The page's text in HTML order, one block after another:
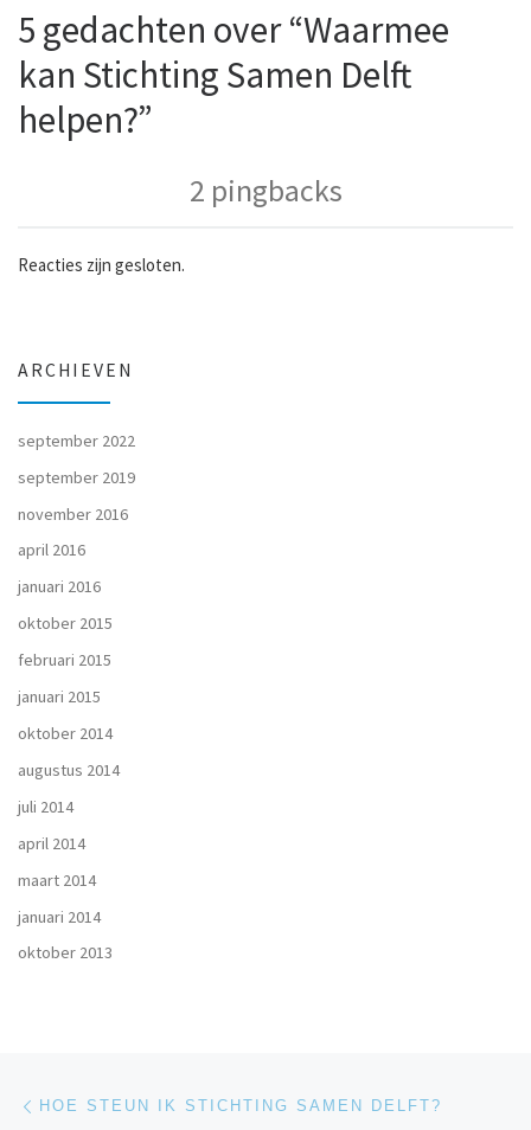
5 gedachten over “Waarmee
kan Stichting Samen Delft
helpen?”
2 pingbacks
Reacties zijn gesloten.
ARCHIEVEN
september 2022
september 2019
november 2016
april 2016
januari 2016
oktober 2015
februari 2015
januari 2015
oktober 2014
augustus 2014
juli 2014
april 2014
maart 2014
januari 2014
oktober 2013
Bericht navigatie
HOE STEUN IK STICHTING SAMEN DELFT?